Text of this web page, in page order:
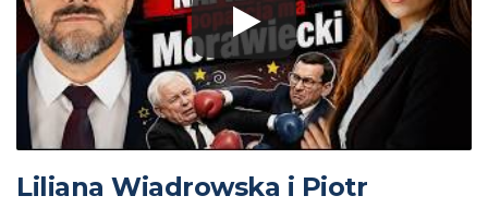
Liliana Wiadrowska i Piotr